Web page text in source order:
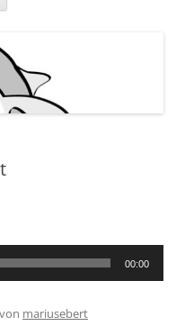
00:00
von mariusebert